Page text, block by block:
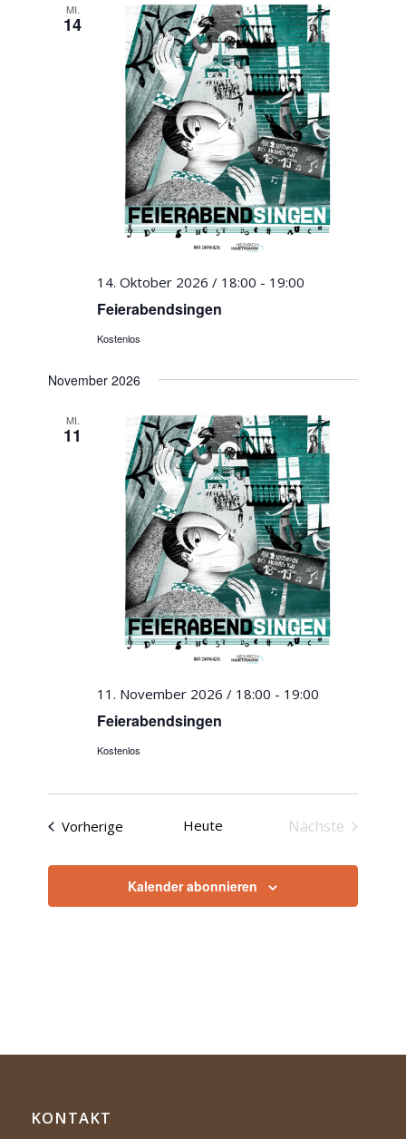
MI.
14
Feierabendsingen
14. Oktober 2026 / 18:00 - 19:00
Kostenlos
November 2026
MI.
11
Feierabendsingen
11. November 2026 / 18:00 - 19:00
Kostenlos
Vorherige Veranstaltungen
Heute
Nächste
Kalender abonnieren
KONTAKT